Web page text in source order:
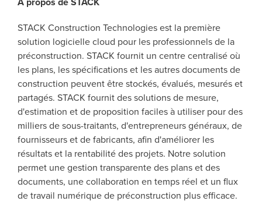
A propos de STACK
STACK Construction Technologies est la première
solution logicielle cloud pour les professionnels de la
préconstruction. STACK fournit un centre centralisé où
les plans, les spécifications et les autres documents de
construction peuvent être stockés, évalués, mesurés et
partagés. STACK fournit des solutions de mesure,
d'estimation et de proposition faciles à utiliser pour des
milliers de sous-traitants, d'entrepreneurs généraux, de
fournisseurs et de fabricants, afin d'améliorer les
résultats et la rentabilité des projets. Notre solution
permet une gestion transparente des plans et des
documents, une collaboration en temps réel et un flux
de travail numérique de préconstruction plus efficace.